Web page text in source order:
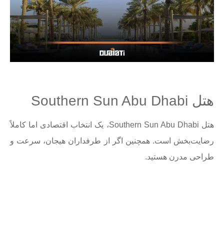
هتل Southern Sun Abu Dhabi
هتل Southern Sun Abu Dhabi، یک انتخاب اقتصادی اما کاملاً
رضایت‌بخش است. همچنین اگر از طرفداران هیجان، سرعت و
طراحی مدرن هستید.